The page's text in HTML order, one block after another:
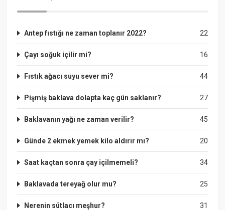
22
Antep fıstığı ne zaman toplanır 2022?
16
Çayı soğuk içilir mi?
44
Fıstık ağacı suyu sever mi?
27
Pişmiş baklava dolapta kaç gün saklanır?
45
Baklavanın yağı ne zaman verilir?
20
Günde 2 ekmek yemek kilo aldırır mı?
34
Saat kaçtan sonra çay içilmemeli?
25
Baklavada tereyağ olur mu?
31
Nerenin sütlacı meşhur?